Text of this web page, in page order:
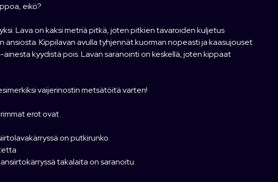
eikö?
Lava on kaksi metriä pitkä, joten pitkien tavaroiden kuljetus
Kippilavan avulla tyhjennät kuorman nopeasti ja kaasujouset
kyydistä pois. Lavan saranointi on keskellä, joten kippaat
vaijerinostin metsätöitä varten!
erot ovat
on putkirunko.
takalaita on saranoitu.